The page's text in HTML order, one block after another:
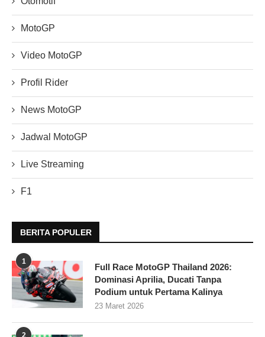
MotoGP
Video MotoGP
Profil Rider
News MotoGP
Jadwal MotoGP
Live Streaming
F1
BERITA POPULER
1
Full Race MotoGP Thailand 2026:
Dominasi Aprilia, Ducati Tanpa
Podium untuk Pertama Kalinya
23 Maret 2026
2